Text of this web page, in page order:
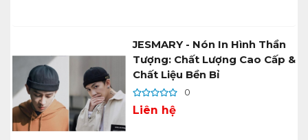
JESMARY - Nón In Hình Thần
Tượng: Chất Lượng Cao Cấp &
Chất Liệu Bền Bỉ
0
Liên hệ